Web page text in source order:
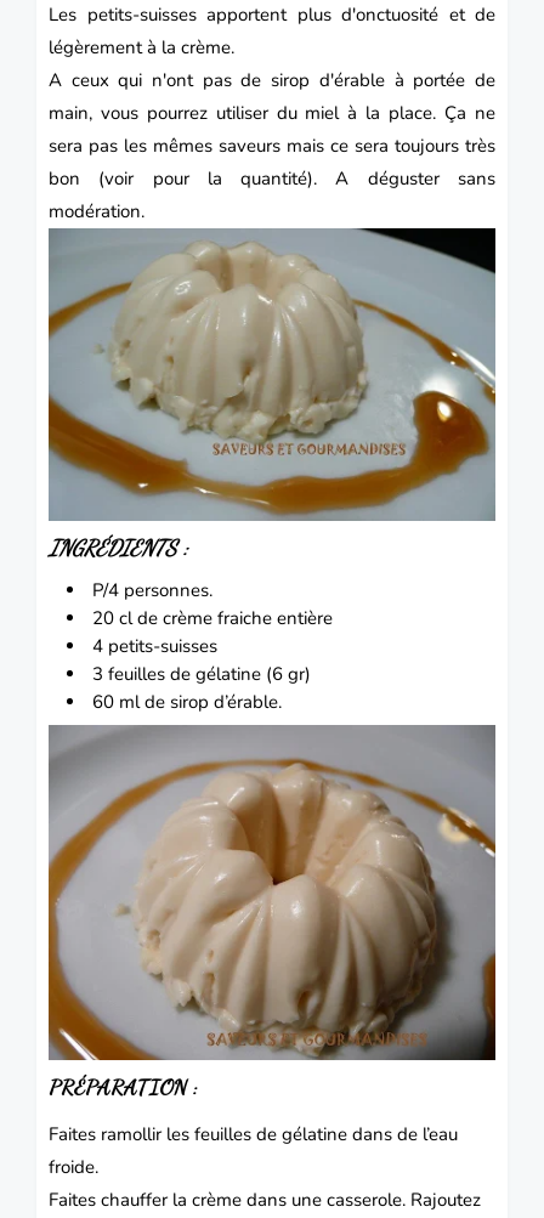
Les petits-suisses apportent plus d'onctuosité et de
légèrement à la crème.
A ceux qui n'ont pas de sirop d'érable à portée de
main, vous pourrez utiliser du miel à la place. Ça ne
sera pas les mêmes saveurs mais ce sera toujours très
bon (voir pour la quantité). A déguster sans
modération.
INGRÉDIENTS :
P/4 personnes.
20 cl de crème fraiche entière
4 petits-suisses
3 feuilles de gélatine (6 gr)
60 ml de sirop d’érable.
PRÉPARATION :
Faites ramollir les feuilles de gélatine dans de l’eau
froide.
Faites chauffer la crème dans une casserole. Rajoutez